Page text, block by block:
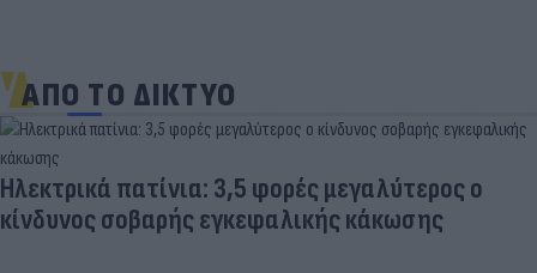
ΑΠΟ ΤΟ ΔΙΚΤΥΟ
Ηλεκτρικά πατίνια: 3,5 φορές μεγαλύτερος ο
κίνδυνος σοβαρής εγκεφαλικής κάκωσης